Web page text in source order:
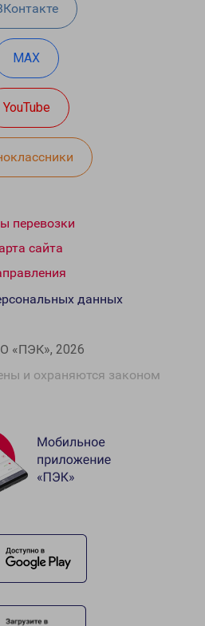
MAX
YouTube
перевозки
сайта
«ПЭК», 2026
и охраняются законом
данных